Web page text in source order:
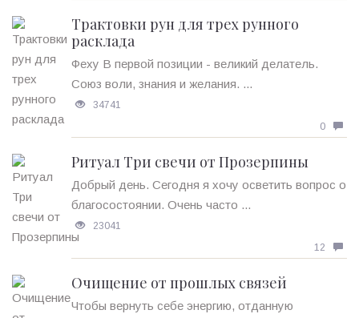
Трактовки рун для трех рунного
расклада
Феху В первой позиции - великий делатель.
Союз воли, знания и желания. ...
34741
0
Ритуал Три свечи от Прозерпины
Добрый день. Сегодня я хочу осветить вопрос о
благосостоянии. Очень часто ...
23041
12
Очищение от прошлых связей
Чтобы вернуть себе энергию, отданную